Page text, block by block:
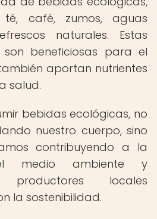
té, café, zumos, aguas
naturales. Estas
beneficiosas para el
aportan nutrientes
salud.
bebidas ecológicas, no
nuestro cuerpo, sino
contribuyendo a la
medio ambiente y
locales
la sostenibilidad.